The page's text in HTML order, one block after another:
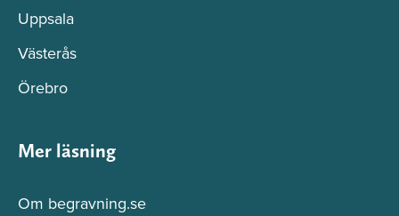
Uppsala
Västerås
Örebro
Mer läsning
Om begravning.se